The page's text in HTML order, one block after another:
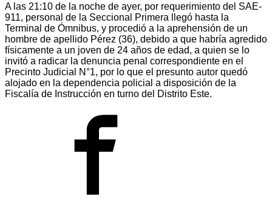
A las 21:10 de la noche de ayer, por requerimiento del SAE-
911, personal de la Seccional Primera llegó hasta la
Terminal de Ómnibus, y procedió a la aprehensión de un
hombre de apellido Pérez (36), debido a que habría agredido
físicamente a un joven de 24 años de edad, a quien se lo
invitó a radicar la denuncia penal correspondiente en el
Precinto Judicial N°1, por lo que el presunto autor quedó
alojado en la dependencia policial a disposición de la
Fiscalía de Instrucción en turno del Distrito Este.